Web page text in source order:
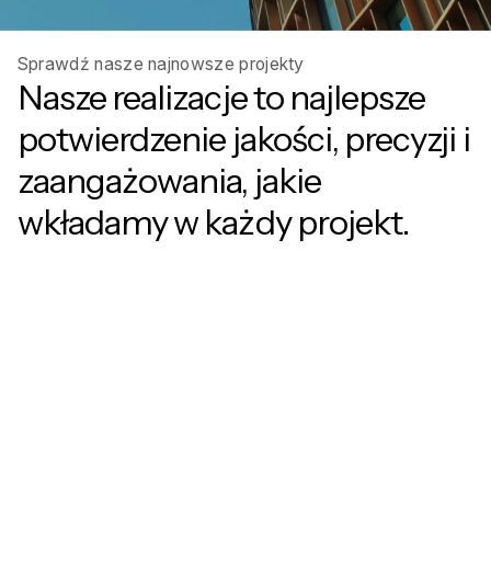
Sprawdź nasze najnowsze projekty
Nasze realizacje to najlepsze
potwierdzenie jakości, precyzji i
zaangażowania, jakie
wkładamy w każdy projekt.